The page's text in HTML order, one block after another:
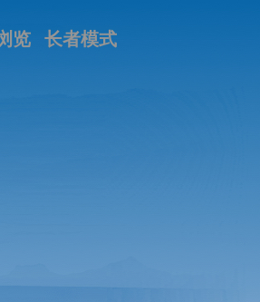
长者模式
览